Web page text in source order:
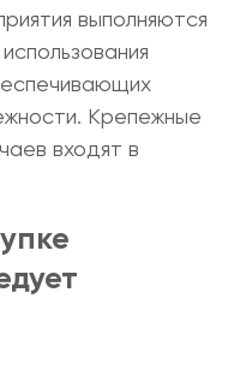
выполняются
Крепежные
входят в